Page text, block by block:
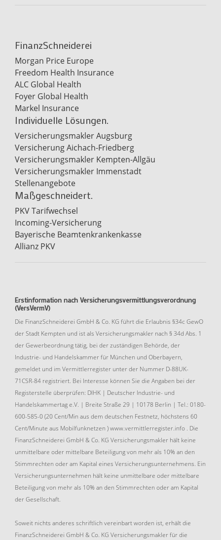
FinanzSchneiderei
Morgan Price Europe
Freedom Health Insurance
ALC Global Health
Foyer Global Health
Markel Insurance
Individuelle Lösungen.
Versicherungsmakler Augsburg
Versicherung Aichach-Friedberg
Versicherungsmakler Kempten-Allgäu
Versicherungsmakler Immenstadt
Stellenangebote
Maßgeschneidert.
PKV Tarifwechsel
Incoming-Versicherung
Bayerische Beamtenkrankenkasse
Allianz PKV
Erstinformation nach Versicherungsvermittlungsverordnung
(VersVermV)
Die FinanzSchneiderei GmbH & Co. KG führt die Erlaubnis §34c GewO
der Stadt Kempten und ist als Versicherungsmakler nach § 34d Abs. 1
der Gewerbeordnung tätig, bei der zuständigen Behörde, der
Industrie- und Handelskammer für München und Oberbayern,
gemeldet und im Vermittlerregister unter der Nummer D-88UK-
71CSR-84 registriert. Bei Interesse können Sie die Angaben bei der
Registerstelle überprüfen: DIHK | Deutscher Industrie- und
Handelskammertag e.V. | Breite Straße 29 | 10178 Berlin | Tel.: 0180-
600-585-0 (20 Cent/Min aus dem deutschen Festnetz, höchstens 60
Cent/Minute aus Mobilfunknetzen ) www.vermittlerregister.info . Die
FinanzSchneiderei GmbH & Co. KG Versicherungsmakler hält keine
unmittelbare oder mittelbare Beteiligung von mehr als 10% an den
Stimmrechten oder am Kapital eines Versicherungsunternehmens. Ein
Versicherungsunternehmen hält keine unmittelbare oder mittelbare
Beteiligung von mehr als 10% an den Stimmrechten oder am Kapital
der Gesellschaft.
Soweit nichts anderes schriftlich vereinbart worden ist, erhält die
FinanzSchneiderei GmbH & Co. KG Versicherungsmakler für die